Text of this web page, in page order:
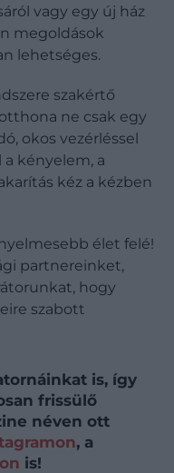
vagy egy új ház
megoldások
lehetséges.
szakértő
ne csak egy
okos vezérléssel
kényelem, a
kéz a kézben
élet felé!
partnereinket,
hogy
szabott
is, így
frissülő
néven ott
, a
is!